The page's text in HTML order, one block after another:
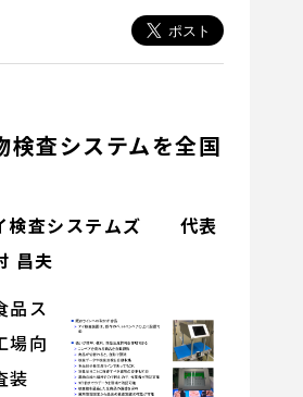
検査システムを全国
検査システムズ 代表
昌夫
品ス
場向
装